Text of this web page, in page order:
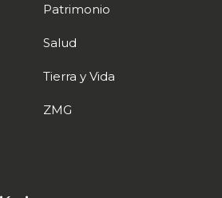
Patrimonio
Salud
Tierra y Vida
ZMG